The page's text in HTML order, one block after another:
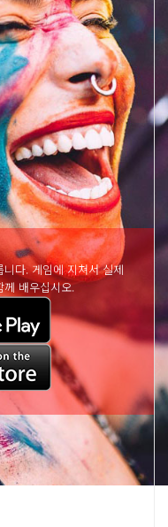
다. 게임에 지쳐서 실제
배우십시오.